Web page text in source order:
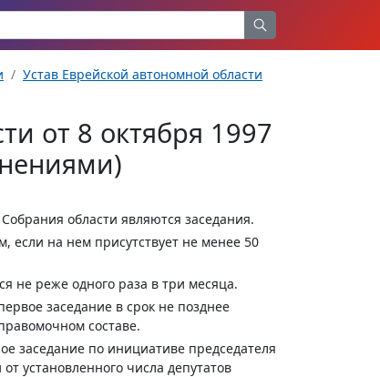
Устав Еврейской автономной области
от 8 октября 1997
области являются заседания.
если на нем присутствует не менее 50
не реже одного раза в три месяца.
заседание в срок не позднее
составе.
заседание по инициативе председателя
установленного числа депутатов